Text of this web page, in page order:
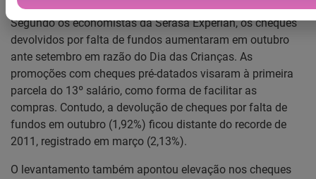
Segundo os economistas da Serasa Experian, os cheques
devolvidos por falta de fundos aumentaram em outubro
ante setembro em razão do Dia das Crianças. As
promoções com cheques pré-datados visaram à primeira
parcela do 13º salário, como forma de facilitar as
compras. Contudo, a devolução de cheques por falta de
fundos em outubro (1,92%) ficou distante do recorde de
2011, registrado em março (2,13%).
O levantamento também apontou elevação nos cheques